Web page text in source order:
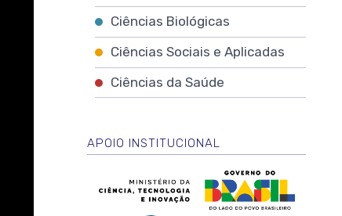
Ciências Biológicas
Ciências Sociais e Aplicadas
Ciências da Saúde
APOIO INSTITUCIONAL